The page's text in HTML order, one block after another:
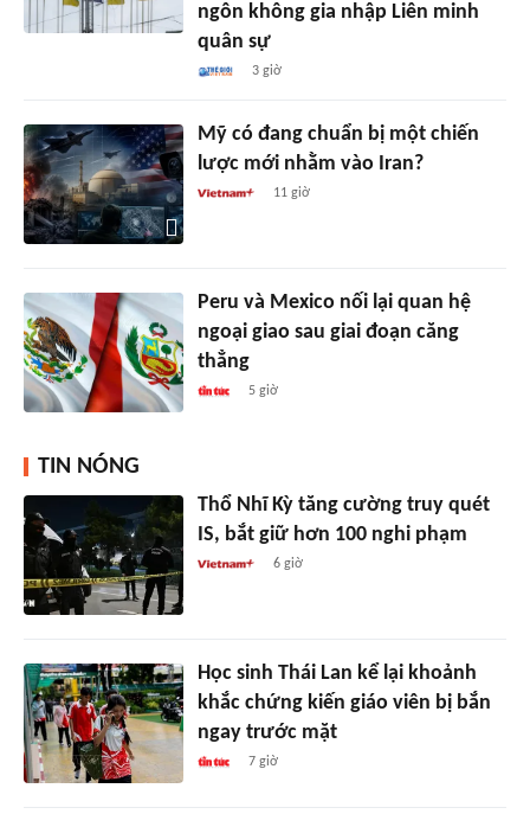
ngôn không gia nhập Liên minh
quân sự
3 giờ
Mỹ có đang chuẩn bị một chiến
lược mới nhằm vào Iran?
11 giờ
Peru và Mexico nối lại quan hệ
ngoại giao sau giai đoạn căng
thẳng
5 giờ
TIN NÓNG
Thổ Nhĩ Kỳ tăng cường truy quét
IS, bắt giữ hơn 100 nghi phạm
6 giờ
Học sinh Thái Lan kể lại khoảnh
khắc chứng kiến giáo viên bị bắn
ngay trước mặt
7 giờ